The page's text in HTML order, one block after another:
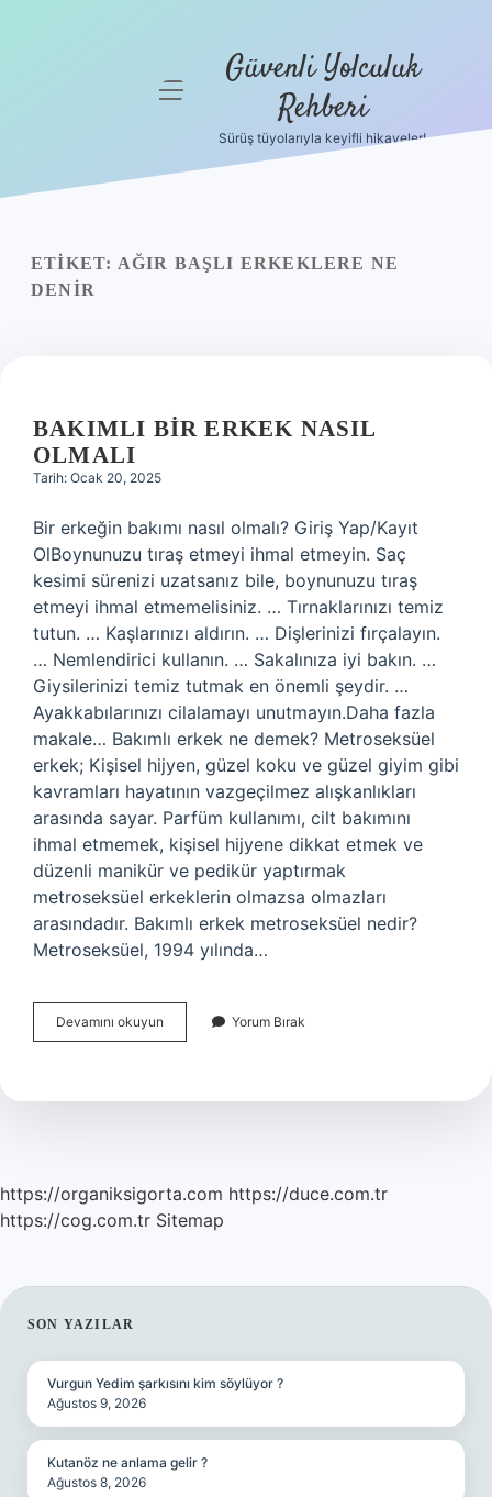
Yasal Uyarı
menüyü Güvenli Yolculuk
Rehberi
Sürüş tüyolarıyla keyifli hikayeler!
ETIKET: AĞIR BAŞLI ERKEKLERE NE
DENIR
BAKIMLI BIR ERKEK NASIL
OLMALI
Tarih: Ocak 20, 2025
Bir erkeğin bakımı nasıl olmalı? Giriş Yap/Kayıt
OlBoynunuzu tıraş etmeyi ihmal etmeyin. Saç
kesimi sürenizi uzatsanız bile, boynunuzu tıraş
etmeyi ihmal etmemelisiniz. … Tırnaklarınızı temiz
tutun. … Kaşlarınızı aldırın. … Dişlerinizi fırçalayın.
… Nemlendirici kullanın. … Sakalınıza iyi bakın. …
Giysilerinizi temiz tutmak en önemli şeydir. …
Ayakkabılarınızı cilalamayı unutmayın.Daha fazla
makale… Bakımlı erkek ne demek? Metroseksüel
erkek; Kişisel hijyen, güzel koku ve güzel giyim gibi
kavramları hayatının vazgeçilmez alışkanlıkları
arasında sayar. Parfüm kullanımı, cilt bakımını
ihmal etmemek, kişisel hijyene dikkat etmek ve
düzenli manikür ve pedikür yaptırmak
metroseksüel erkeklerin olmazsa olmazları
arasındadır. Bakımlı erkek metroseksüel nedir?
Metroseksüel, 1994 yılında…
Devamını okuyun
Bir
Olmalı
Yorum Bırak
https://organiksigorta.com https://duce.com.tr
https://cog.com.tr Sitemap
SIDEBAR
SON YAZILAR
Vurgun Yedim şarkısını kim söylüyor ?
Ağustos 9, 2026
Kutanöz ne anlama gelir ?
Ağustos 8, 2026